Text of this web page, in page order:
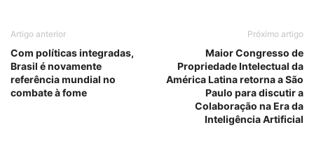
Artigo anterior
Com políticas integradas,
Brasil é novamente
referência mundial no
combate à fome
Próximo artigo
Maior Congresso de
Propriedade Intelectual da
América Latina retorna a São
Paulo para discutir a
Colaboração na Era da
Inteligência Artificial